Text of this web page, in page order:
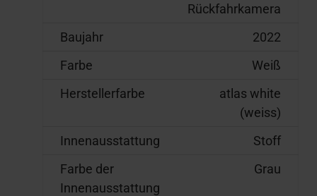
Rückfahrkamera
Baujahr
2022
Farbe
Weiß
Herstellerfarbe
atlas white
(weiss)
Innenausstattung
Stoff
Farbe der
Innenausstattung
Grau